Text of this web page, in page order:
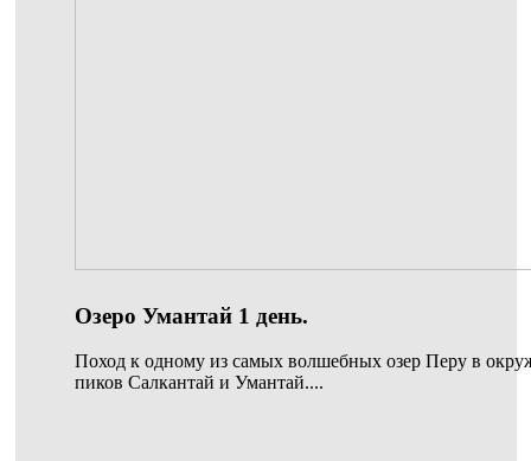
Озеро Умантай 1 день.
Поход к одному из самых волшебных озер Перу в
пиков Салкантай и Умантай....